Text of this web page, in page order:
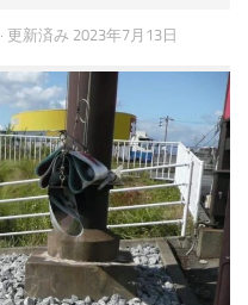
· 更新済み 2023年7月13日